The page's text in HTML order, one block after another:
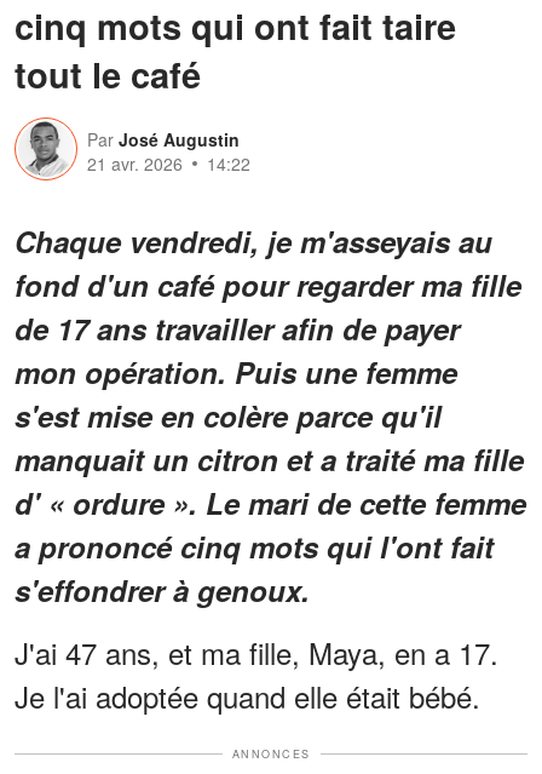
cinq mots qui ont fait taire
tout le café
Par José Augustin
21 avr. 2026
14:22
Chaque vendredi, je m'asseyais au
fond d'un café pour regarder ma fille
de 17 ans travailler afin de payer
mon opération. Puis une femme
s'est mise en colère parce qu'il
manquait un citron et a traité ma fille
d' « ordure ». Le mari de cette femme
a prononcé cinq mots qui l'ont fait
s'effondrer à genoux.
J'ai 47 ans, et ma fille, Maya, en a 17.
Je l'ai adoptée quand elle était bébé.
ANNONCES